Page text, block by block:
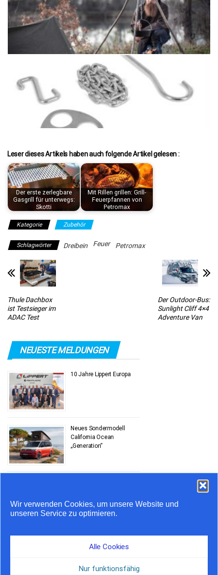
Wir verwenden Cookies, um unsere Website und
unseren Service zu optimieren.
Alle Cookies
Nur funktionsfähig
Leser dieses Artikels haben auch folgende Artikel gelesen :
Der erste zerlegbare
Gasgrill für unterwegs:
Skotti
Mit Rillen grillen: Grill-
Feuerpfannen von
Petromax
Kategorie Zubehör
Schlagwörter Dreibein Feuer Petromax
Thule Dachbox
ist Testsieger im
ADAC Test
Der Outdoor-Bus:
Sunlight Cliff 4×4
Adventure Van
NEUESTE MELDUNGEN
10 Jahre Lippert Europa
Neues Sondermodell
California Ocean
„Generation“
Airstream feiert 20 Jahre
in Europa